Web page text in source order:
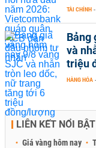
TÀI CHÍNH -
Bảng
và
triệu
HÀNG HÓA -
LIÊN KẾT NỔI BẬT
Giá vàng hôm nay